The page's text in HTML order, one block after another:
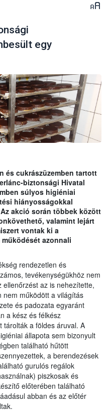
egy
és cukrászüzemben tartott
biztonsági Hivatal
súlyos higiéniai
hiányosságokkal
akció során többek között
valamint lejárt
vontak ki a
azonnali
rendezetlen és
tevékenységükhöz nem
az is nehezítette,
nem működött a világítás
és padozata egyaránt
a kész és félkész
tárolták a földes áruval. A
állapota sem bizonyult
található hűtött
a berendezések
gurulós regálok
piszkosak és
előterében található
abban és az előtér